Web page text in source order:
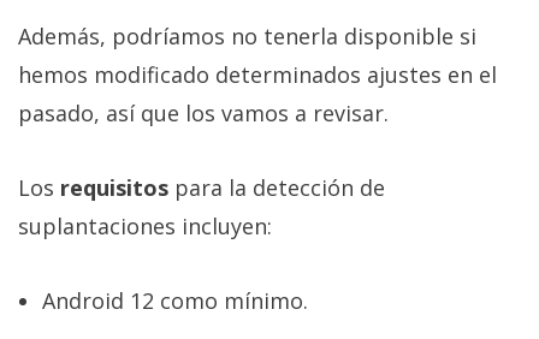
Además, podríamos no tenerla disponible si
hemos modificado determinados ajustes en el
pasado, así que los vamos a revisar.
Los requisitos para la detección de
suplantaciones incluyen:
Android 12 como mínimo.